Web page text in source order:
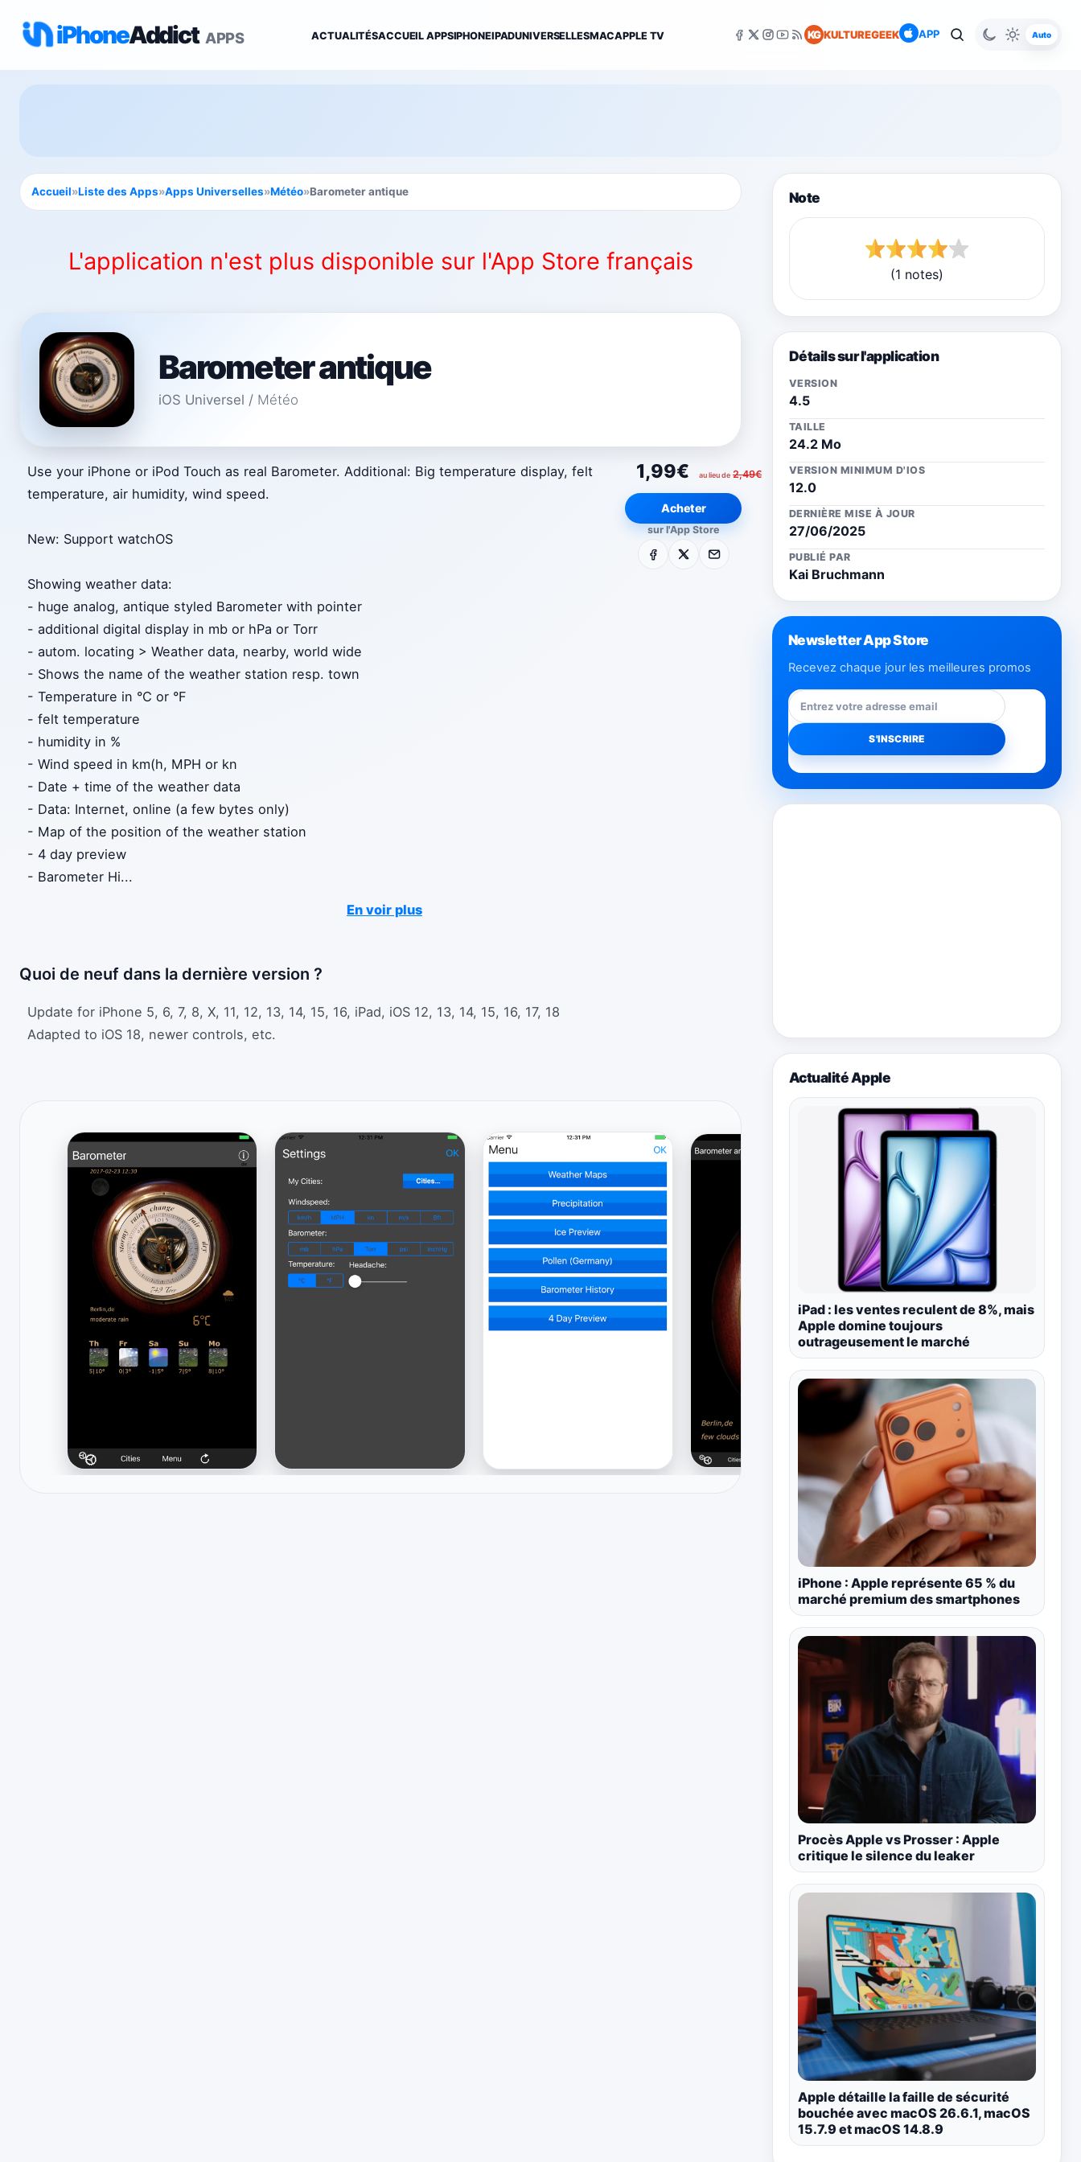
iPhoneAddict APPS ACTUALITÉSACCUEIL APPSIPHONEIPADUNIVERSELLESMACAPPLE TV KG KULTUREGEEK APP Auto
Accueil»Liste des Apps»Apps Universelles»Météo»Barometer antique
L'application n'est plus disponible sur l'App Store français
Barometer antique
iOS Universel / Météo
1,99€ au lieu de 2,49€
Acheter
sur l'App Store
Facebook E-mail
Use your iPhone or iPod Touch as real Barometer. Additional: Big temperature display, felt
temperature, air humidity, wind speed.
New: Support watchOS
Showing weather data:
- huge analog, antique styled Barometer with pointer
- additional digital display in mb or hPa or Torr
- autom. locating > Weather data, nearby, world wide
- Shows the name of the weather station resp. town
- Temperature in °C or °F
- felt temperature
- humidity in %
- Wind speed in km(h, MPH or kn
- Date + time of the weather data
- Data: Internet, online (a few bytes only)
- Map of the position of the weather station
- 4 day preview
- Barometer Hi...
En voir plus
Quoi de neuf dans la dernière version ?
Update for iPhone 5, 6, 7, 8, X, 11, 12, 13, 14, 15, 16, iPad, iOS 12, 13, 14, 15, 16, 17, 18
Adapted to iOS 18, newer controls, etc.
Note
(1 notes)
Détails sur l'application
VERSION
4.5
TAILLE
24.2 Mo
VERSION MINIMUM D'IOS
12.0
DERNIÈRE MISE À JOUR
27/06/2025
PUBLIÉ PAR
Kai Bruchmann
Newsletter App Store
Recevez chaque jour les meilleures promos
Actualité Apple
iPad : les ventes reculent de 8%, mais
Apple domine toujours
outrageusement le marché
iPhone : Apple représente 65 % du
marché premium des smartphones
Procès Apple vs Prosser : Apple
critique le silence du leaker
Apple détaille la faille de sécurité
bouchée avec macOS 26.6.1, macOS
15.7.9 et macOS 14.8.9